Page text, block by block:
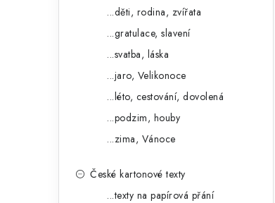
...děti, rodina, zvířata
...gratulace, slavení
...svatba, láska
...jaro, Velikonoce
...léto, cestování, dovolená
...podzim, houby
...zima, Vánoce
České kartonové texty
...texty na papírová přání